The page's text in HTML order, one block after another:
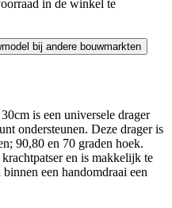
in de winkel te
bij andere bouwmarkten
is een universele drager
ondersteunen. Deze drager is
90,80 en 70 graden hoek.
en is makkelijk te
een handomdraai een